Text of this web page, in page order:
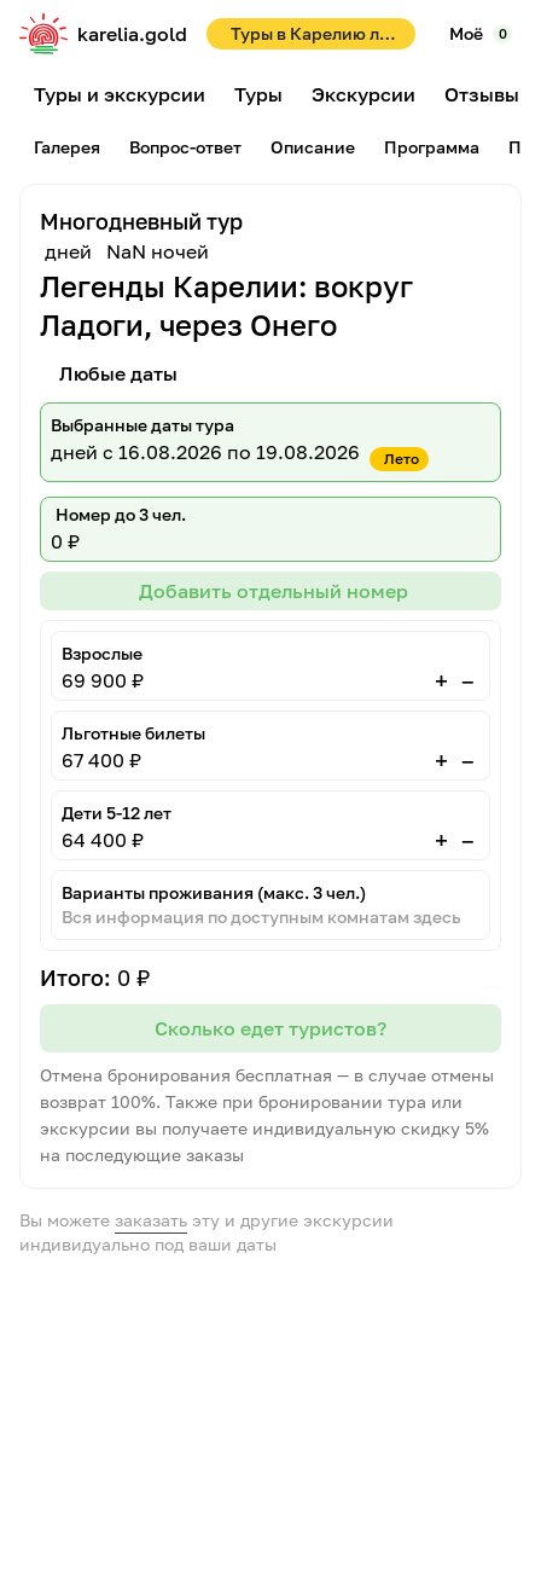
karelia.gold Туры в Карелию летом 2026! Раннее бронирование со скидками до 10%! Моё 0
Туры и экскурсии Туры Экскурсии Отзывы
Галерея Вопрос-ответ Описание Программа
Многодневный тур
дней NaN ночей
Легенды Карелии: вокруг
Ладоги, через Онего
Любые даты
Выбранные даты тура
дней с 16.08.2026 по 19.08.2026 Лето
Номер до 3 чел.
0 ₽
Добавить отдельный номер
Взрослые
69 900 ₽ + –
Льготные билеты
67 400 ₽ + –
Дети 5-12 лет
64 400 ₽ + –
Варианты проживания (макс. 3 чел.)
Вся информация по доступным комнатам здесь
Итого: 0 ₽
Сколько едет туристов?
Отмена бронирования бесплатная — в случае отмены
возврат 100%. Также при бронировании тура или
экскурсии вы получаете индивидуальную скидку 5%
на последующие заказы
Вы можете заказать эту и другие экскурсии
индивидуально под ваши даты